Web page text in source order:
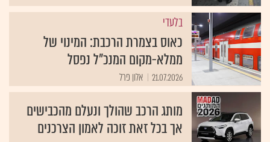
בלעדי
כאוס בצמרת הרכבת: המינוי של
ממלא-מקום המנכ"ל נפסל
21.07.2026 אלון פרל
מותג הרכב שהולך ונעלם מהכבישים
אך בכל זאת זוכה לאמון הצרכנים